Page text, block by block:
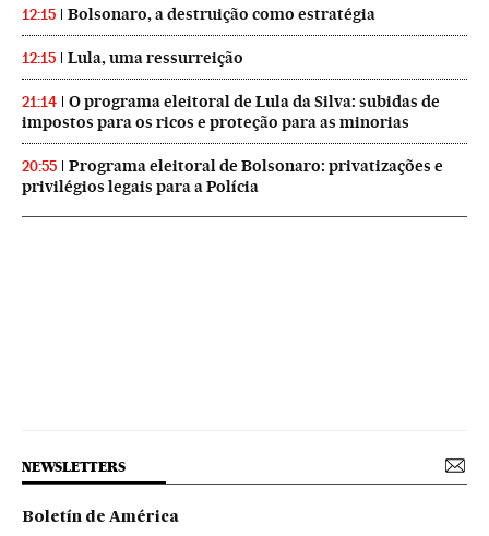
12:15 Bolsonaro, a destruição como estratégia
12:15 Lula, uma ressurreição
21:14
O programa eleitoral de Lula da Silva: subidas de
impostos para os ricos e proteção para as minorias
20:55
Programa eleitoral de Bolsonaro: privatizações e
privilégios legais para a Polícia
NEWSLETTERS
Boletín de América